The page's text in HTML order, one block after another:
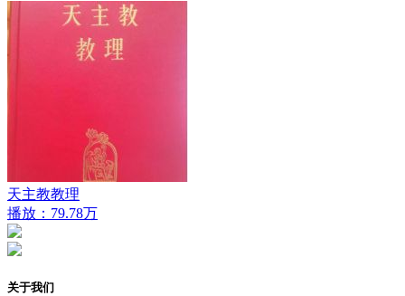
天主教教理
播放：79.78万
关于我们